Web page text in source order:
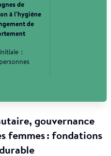
de
à l'hygiène
de
:
gouvernance
femmes : fondations